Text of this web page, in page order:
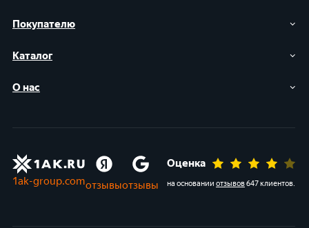
Покупателю
Каталог
О нас
1ak-group.comотзывыотзывы
Оценка
на основании отзывов647 клиентов.